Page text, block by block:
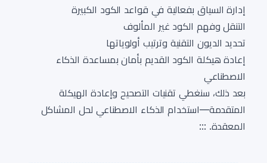
إدارة السياق بفعالية في قواعد الكود الكبيرة
التنقل وفهم الكود غير المألوف
تحديد الديون التقنية وترتيب أولوياتها
إعادة هيكلة الكود القديم بأمان بمساعدة الذكاء
الاصطناعي
بعد ذلك، سنغطي تقنيات التصحيح وإعادة الهيكلة
المتقدمة—استخدام الذكاء الاصطناعي لحل المشاكل
المعقدة. :::